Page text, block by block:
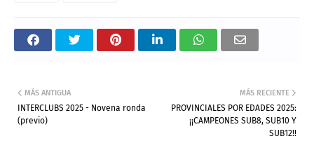
MÁS RECIENTE
PROVINCIALES POR EDADES 2025:
¡¡CAMPEONES SUB8, SUB10 Y
SUB12!!
MÁS ANTIGUA
INTERCLUBS 2025 - Novena ronda
(previo)